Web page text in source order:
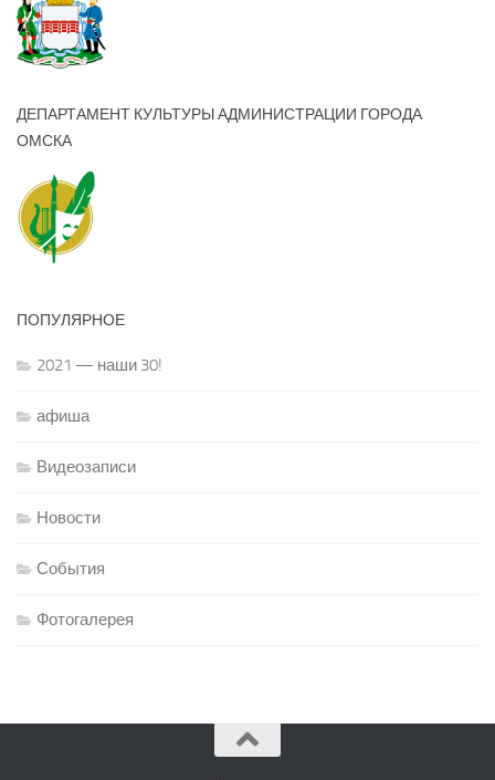
ДЕПАРТАМЕНТ КУЛЬТУРЫ АДМИНИСТРАЦИИ ГОРОДА
ОМСКА
ПОПУЛЯРНОЕ
2021 — наши 30!
афиша
Видеозаписи
Новости
События
Фотогалерея